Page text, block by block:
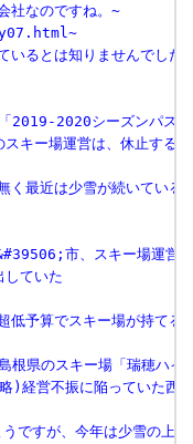
社なのですね。~
いるとは知りませんでし
2020シーズンパス
キー場運営は、休止する
く最近は少雪が続いている
市、スキー場
していた
低予算でスキー場が持て
県のスキー場「瑞穂
経営不振に陥っていた西
ですが、今年は少雪の上